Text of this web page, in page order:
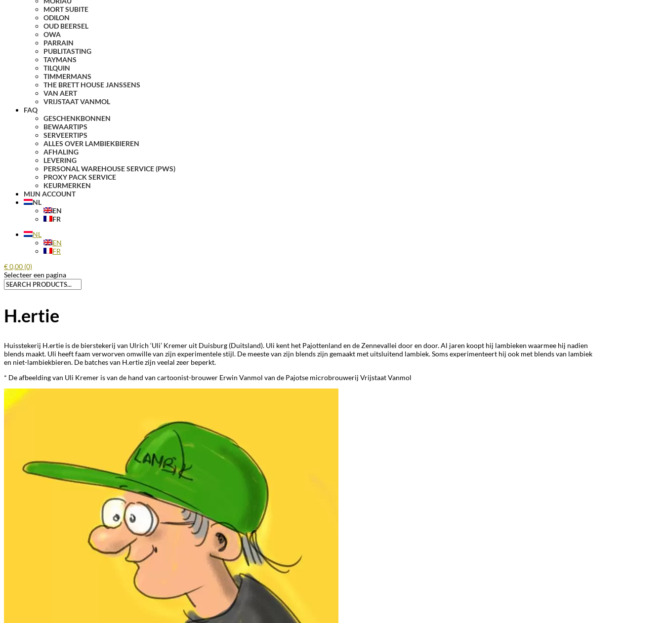
MORT SUBITE
ODILON
OUD BEERSEL
OWA
PARRAIN
PUBLITASTING
TAYMANS
TILQUIN
TIMMERMANS
THE BRETT HOUSE JANSSENS
VAN AERT
VRIJSTAAT VANMOL
FAQ
GESCHENKBONNEN
BEWAARTIPS
SERVEERTIPS
ALLES OVER LAMBIEKBIEREN
AFHALING
LEVERING
PERSONAL WAREHOUSE SERVICE (PWS)
PROXY PACK SERVICE
KEURMERKEN
MIJN ACCOUNT
NL
EN
FR
NL
EN
FR
€0,00 (0)
Selecteer een pagina
Zoeken
naar:
H.ertie
Huisstekerij H.ertie is de bierstekerij van Ulrich ‘Uli’ Kremer uit Duisburg (Duitsland). Uli kent het Pajottenland en de Zennevallei door en door. Al jaren koopt hij lambieken waarmee hij nadien
blends maakt. Uli heeft faam verworven omwille van zijn experimentele stijl. De meeste van zijn blends zijn gemaakt met uitsluitend lambiek. Soms experimenteert hij ook met blends van lambiek
en niet-lambiekbieren. De batches van H.ertie zijn veelal zeer beperkt.
* De afbeelding van Uli Kremer is van de hand van cartoonist-brouwer Erwin Vanmol van de Pajotse microbrouwerij Vrijstaat Vanmol